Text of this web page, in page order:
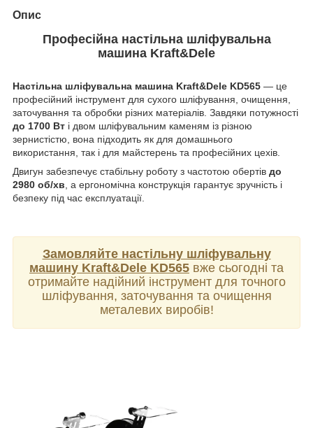
Опис
Професійна настільна шліфувальна
машина Kraft&Dele
Настільна шліфувальна машина Kraft&Dele KD565 — це
професійний інструмент для сухого шліфування, очищення,
заточування та обробки різних матеріалів. Завдяки потужності
до 1700 Вт і двом шліфувальним каменям із різною
зернистістю, вона підходить як для домашнього
використання, так і для майстерень та професійних цехів.
Двигун забезпечує стабільну роботу з частотою обертів до
2980 об/хв , а ергономічна конструкція гарантує зручність і
безпеку під час експлуатації.
Замовляйте настільну шліфувальну
машину Kraft&Dele KD565 вже сьогодні та
отримайте надійний інструмент для точного
шліфування, заточування та очищення
металевих виробів!